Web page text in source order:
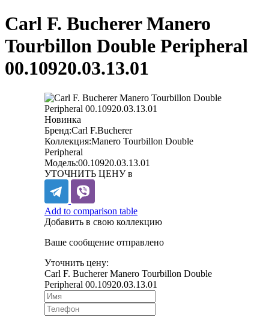
Carl F. Bucherer Manero
Tourbillon Double Peripheral
00.10920.03.13.01
Новинка
Бренд:Carl F.Bucherer
Коллекция:Manero Tourbillon Double
Peripheral
Модель:00.10920.03.13.01
УТОЧНИТЬ ЦЕНУ в
Add to comparison table
Добавить в свою коллекцию
Ваше сообщение отправлено
Уточнить цену:
Carl F. Bucherer Manero Tourbillon Double
Peripheral 00.10920.03.13.01